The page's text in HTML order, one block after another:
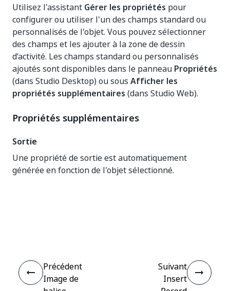
Utilisez l'assistant Gérer les propriétés pour
configurer ou utiliser l'un des champs standard ou
personnalisés de l'objet. Vous pouvez sélectionner
des champs et les ajouter à la zone de dessin
d’activité. Les champs standard ou personnalisés
ajoutés sont disponibles dans le panneau Propriétés
(dans Studio Desktop) ou sous Afficher les
propriétés supplémentaires (dans Studio Web).
Propriétés supplémentaires
Sortie
Une propriété de sortie est automatiquement
générée en fonction de l'objet sélectionné.
Précédent
Image de
Suivant
Insert